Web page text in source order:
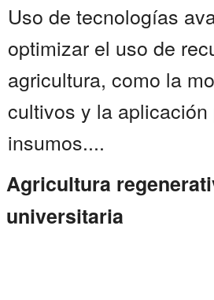
Uso de tecnologías
optimizar el uso de
agricultura, como la
cultivos y la aplicación
insumos....
Agricultura
universitaria